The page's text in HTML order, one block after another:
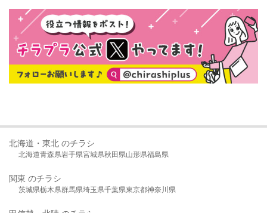
北海道・東北 のチラシ
北海道青森県岩手県宮城県秋田県山形県福島県
関東 のチラシ
茨城県栃木県群馬県埼玉県千葉県東京都神奈川県